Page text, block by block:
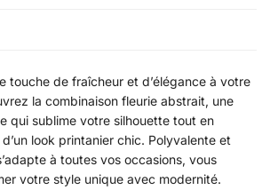
touche de fraîcheur et d’élégance à votre
la combinaison fleurie abstrait, une
qui sublime votre silhouette tout en
look printanier chic. Polyvalente et
à toutes vos occasions, vous
votre style unique avec modernité.